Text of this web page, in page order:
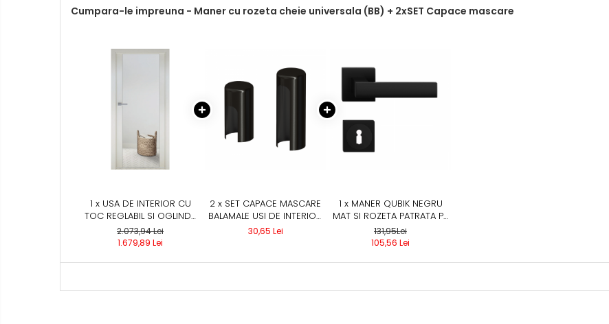
Cumpara-le impreuna - Maner cu rozeta cheie universala (BB) + 2xSET Capace mascare
1 x USA DE INTERIOR CU
TOC REGLABIL SI OGLINDA
APLICATA HDF PORTA -
DECOR MIRROR
2.073,94 Lei
1.679,89 Lei
2 x SET CAPACE MASCARE
BALAMALE USI DE INTERIOR,
NEGRU
30,65 Lei
1 x MANER QUBIK NEGRU
MAT SI ROZETA PATRATA PZ
/ BB / WC, MANER CU
ROZETA BB SI CHEIE
131,95Lei
105,56 Lei